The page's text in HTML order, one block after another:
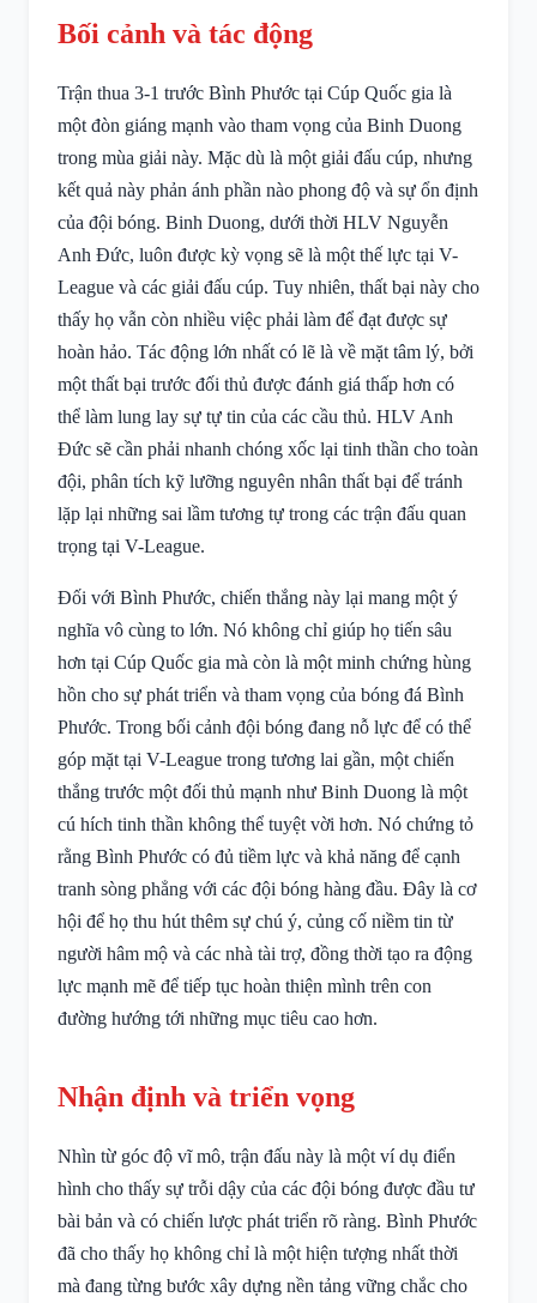
Bối cảnh và tác động
Trận thua 3-1 trước Bình Phước tại Cúp Quốc gia là
một đòn giáng mạnh vào tham vọng của Binh Duong
trong mùa giải này. Mặc dù là một giải đấu cúp, nhưng
kết quả này phản ánh phần nào phong độ và sự ổn định
của đội bóng. Binh Duong, dưới thời HLV Nguyễn
Anh Đức, luôn được kỳ vọng sẽ là một thế lực tại V-
League và các giải đấu cúp. Tuy nhiên, thất bại này cho
thấy họ vẫn còn nhiều việc phải làm để đạt được sự
hoàn hảo. Tác động lớn nhất có lẽ là về mặt tâm lý, bởi
một thất bại trước đối thủ được đánh giá thấp hơn có
thể làm lung lay sự tự tin của các cầu thủ. HLV Anh
Đức sẽ cần phải nhanh chóng xốc lại tinh thần cho toàn
đội, phân tích kỹ lưỡng nguyên nhân thất bại để tránh
lặp lại những sai lầm tương tự trong các trận đấu quan
trọng tại V-League.
Đối với Bình Phước, chiến thắng này lại mang một ý
nghĩa vô cùng to lớn. Nó không chỉ giúp họ tiến sâu
hơn tại Cúp Quốc gia mà còn là một minh chứng hùng
hồn cho sự phát triển và tham vọng của bóng đá Bình
Phước. Trong bối cảnh đội bóng đang nỗ lực để có thể
góp mặt tại V-League trong tương lai gần, một chiến
thắng trước một đối thủ mạnh như Binh Duong là một
cú hích tinh thần không thể tuyệt vời hơn. Nó chứng tỏ
rằng Bình Phước có đủ tiềm lực và khả năng để cạnh
tranh sòng phẳng với các đội bóng hàng đầu. Đây là cơ
hội để họ thu hút thêm sự chú ý, củng cố niềm tin từ
người hâm mộ và các nhà tài trợ, đồng thời tạo ra động
lực mạnh mẽ để tiếp tục hoàn thiện mình trên con
đường hướng tới những mục tiêu cao hơn.
Nhận định và triển vọng
Nhìn từ góc độ vĩ mô, trận đấu này là một ví dụ điển
hình cho thấy sự trỗi dậy của các đội bóng được đầu tư
bài bản và có chiến lược phát triển rõ ràng. Bình Phước
đã cho thấy họ không chỉ là một hiện tượng nhất thời
mà đang từng bước xây dựng nền tảng vững chắc cho